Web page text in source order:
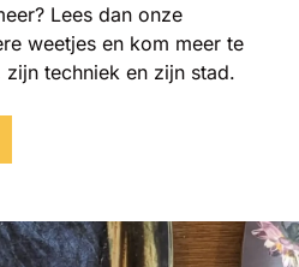
Lees dan onze
weetjes en kom meer te
techniek en zijn stad.